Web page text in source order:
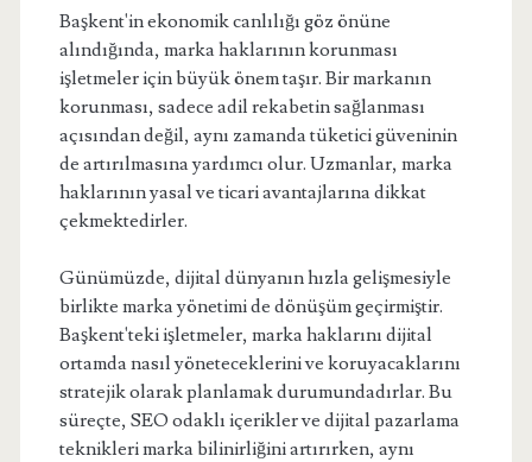
Başkent'in ekonomik canlılığı göz önüne
alındığında, marka haklarının korunması
işletmeler için büyük önem taşır. Bir markanın
korunması, sadece adil rekabetin sağlanması
açısından değil, aynı zamanda tüketici güveninin
de artırılmasına yardımcı olur. Uzmanlar, marka
haklarının yasal ve ticari avantajlarına dikkat
çekmektedirler.
Günümüzde, dijital dünyanın hızla gelişmesiyle
birlikte marka yönetimi de dönüşüm geçirmiştir.
Başkent'teki işletmeler, marka haklarını dijital
ortamda nasıl yöneteceklerini ve koruyacaklarını
stratejik olarak planlamak durumundadırlar. Bu
süreçte, SEO odaklı içerikler ve dijital pazarlama
teknikleri marka bilinirliğini artırırken, aynı